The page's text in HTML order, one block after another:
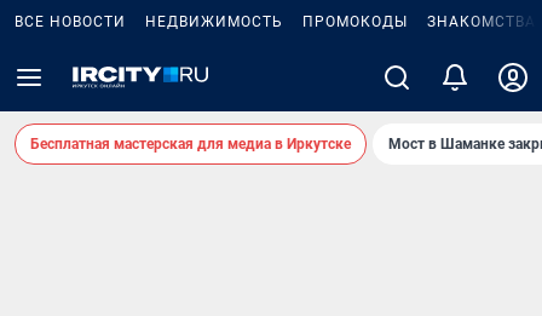
ВСЕ НОВОСТИ НЕДВИЖИМОСТЬ ПРОМОКОДЫ ЗНАКОМСТВА
Бесплатная мастерская для медиа в Иркутске Мост в Шаманке